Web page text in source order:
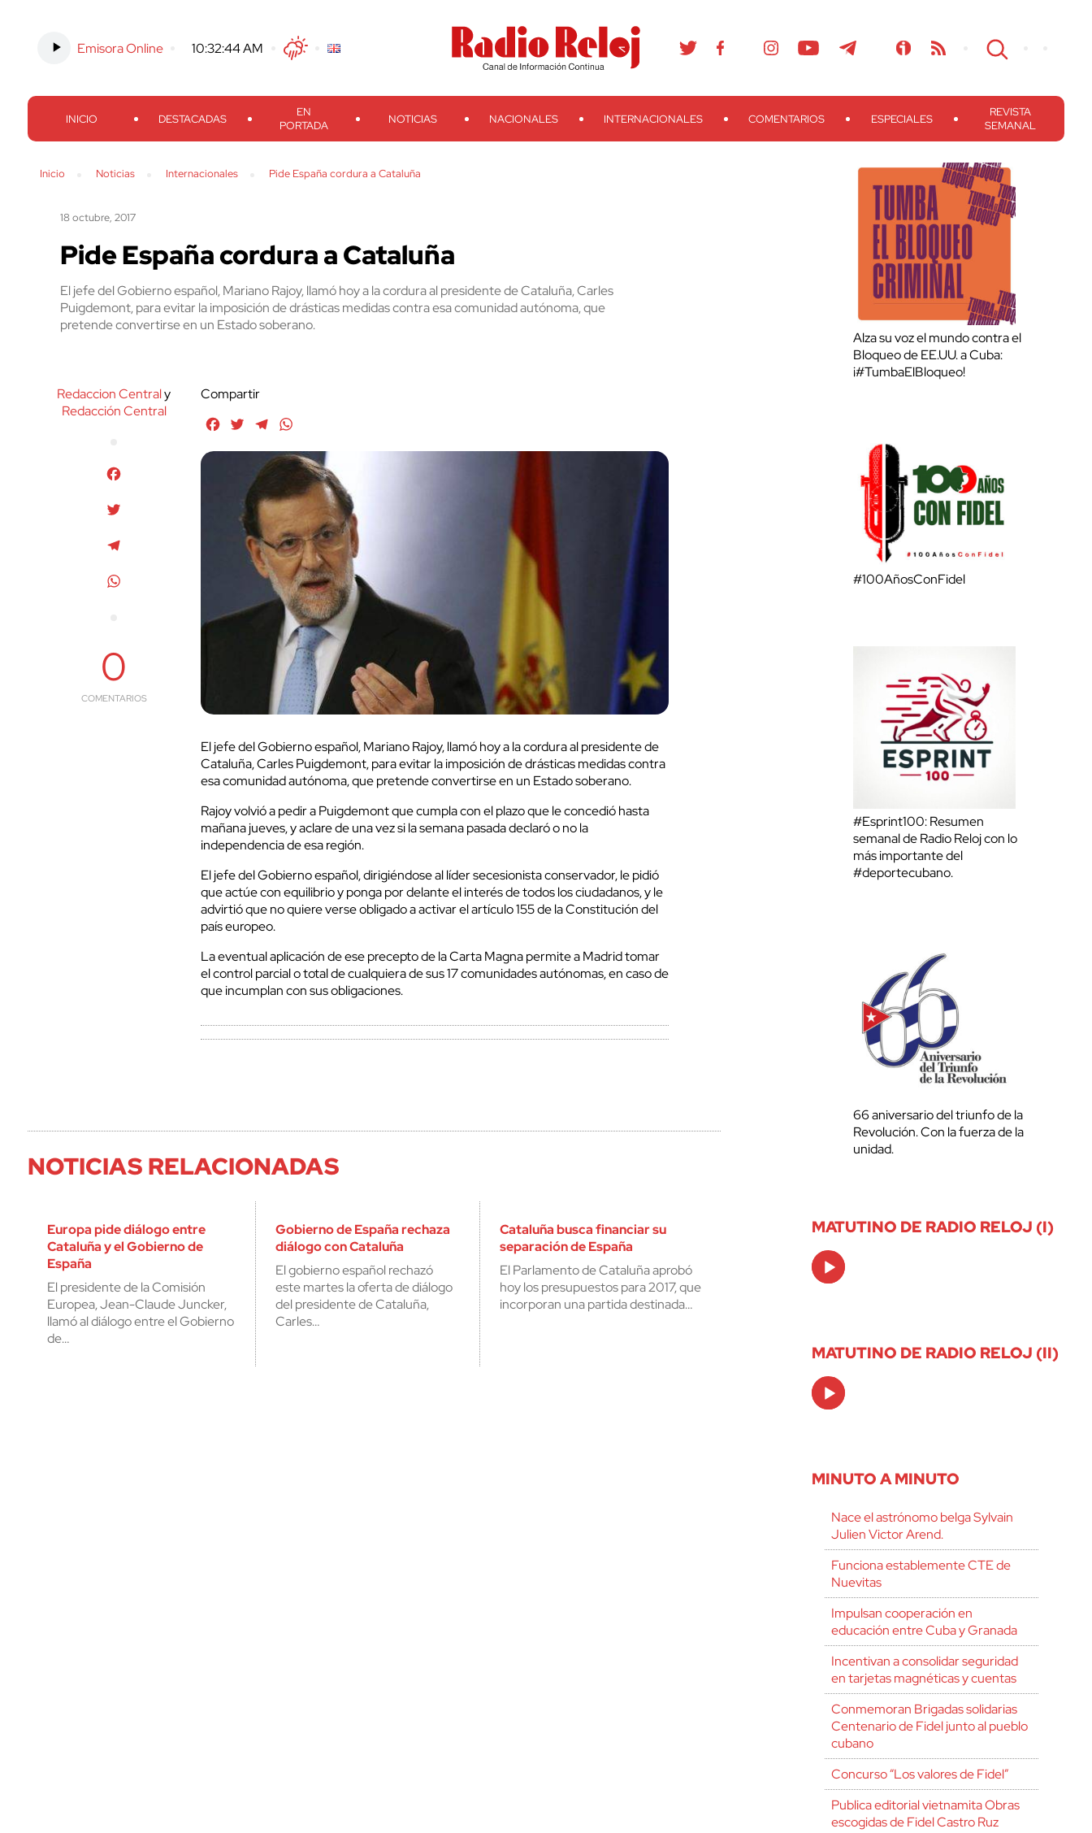
Emisora Online -10:32:45 AMTwitterFacebook
Threads
Instagram TelegramTeveo Ivoox RSS Search
INICIO DESTACADAS
EN
PORTADA
NOTICIAS NACIONALES INTERNACIONALES COMENTARIOS ESPECIALES
REVISTA
SEMANAL
Inicio Noticias Internacionales Pide España cordura a Cataluña
18 octubre, 2017
Pide España cordura a Cataluña
El jefe del Gobierno español, Mariano Rajoy, llamó hoy a la cordura al presidente de Cataluña, Carles
Puigdemont, para evitar la imposición de drásticas medidas contra esa comunidad autónoma, que
pretende convertirse en un Estado soberano.
Redaccion Centraly
Redacción Central
0
COMENTARIOS
Compartir
FacebookTwitterTelegram
El jefe del Gobierno español, Mariano Rajoy, llamó hoy a la cordura al presidente de
Cataluña, Carles Puigdemont, para evitar la imposición de drásticas medidas contra
esa comunidad autónoma, que pretende convertirse en un Estado soberano.
Rajoy volvió a pedir a Puigdemont que cumpla con el plazo que le concedió hasta
mañana jueves, y aclare de una vez si la semana pasada declaró o no la
independencia de esa región.
El jefe del Gobierno español, dirigiéndose al líder secesionista conservador, le pidió
que actúe con equilibrio y ponga por delante el interés de todos los ciudadanos, y le
advirtió que no quiere verse obligado a activar el artículo 155 de la Constitución del
país europeo.
La eventual aplicación de ese precepto de la Carta Magna permite a Madrid tomar
el control parcial o total de cualquiera de sus 17 comunidades autónomas, en caso de
que incumplan con sus obligaciones.
NOTICIAS RELACIONADAS
Europa pide diálogo entre
Cataluña y el Gobierno de
España
El presidente de la Comisión
Europea, Jean-Claude Juncker,
llamó al diálogo entre el Gobierno
de…
Gobierno de España rechaza
diálogo con Cataluña
El gobierno español rechazó
este martes la oferta de diálogo
del presidente de Cataluña,
Carles…
Cataluña busca financiar su
separación de España
El Parlamento de Cataluña aprobó
hoy los presupuestos para 2017, que
incorporan una partida destinada…
Alza su voz el mundo contra el
Bloqueo de EE.UU. a Cuba:
¡#TumbaElBloqueo!
#100AñosConFidel
#Esprint100: Resumen
semanal de Radio Reloj con lo
más importante del
#deportecubano.
66 aniversario del triunfo de la
Revolución. Con la fuerza de la
unidad.
MATUTINO DE RADIO RELOJ (I)
Audio
Player
MATUTINO DE RADIO RELOJ (II)
Audio
Player
MINUTO A MINUTO
Nace el astrónomo belga Sylvain
Julien Victor Arend.
Funciona establemente CTE de
Nuevitas
Impulsan cooperación en
educación entre Cuba y Granada
Incentivan a consolidar seguridad
en tarjetas magnéticas y cuentas
Conmemoran Brigadas solidarias
Centenario de Fidel junto al pueblo
cubano
Concurso “Los valores de Fidel”
Publica editorial vietnamita Obras
escogidas de Fidel Castro Ruz